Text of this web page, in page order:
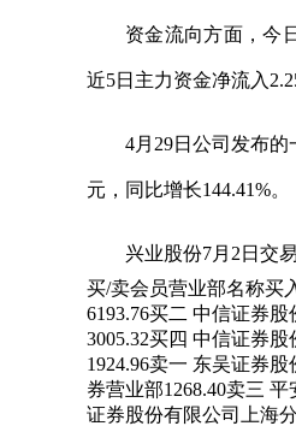
资金流向方面，今
近5日主力资金净流入
4月29日公司发布的
元，同比增长144.41%。
兴业股份7月2日交
买/卖会员营业部名称买
6193.76买二 中信证券
3005.32买四 中信证券
1924.96卖一 东吴证券
券营业部1268.40卖三
证券股份有限公司上海